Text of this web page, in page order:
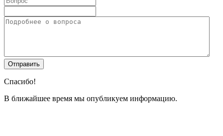
Спасибо!
В ближайшее время мы опубликуем информацию.